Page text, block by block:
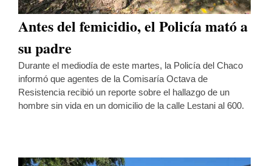
Antes del femicidio, el Policía mató a
su padre
Durante el mediodía de este martes, la Policía del Chaco
informó que agentes de la Comisaría Octava de
Resistencia recibió un reporte sobre el hallazgo de un
hombre sin vida en un domicilio de la calle Lestani al 600.